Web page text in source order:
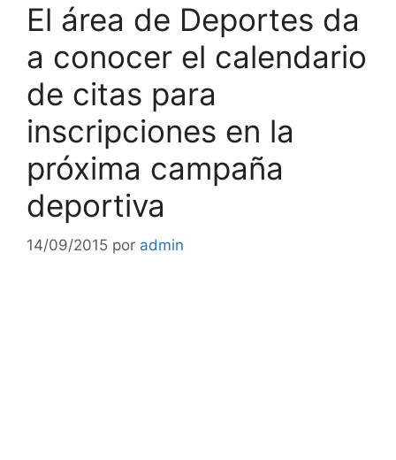
El área de Deportes da
a conocer el calendario
de citas para
inscripciones en la
próxima campaña
deportiva
14/09/2015 por admin